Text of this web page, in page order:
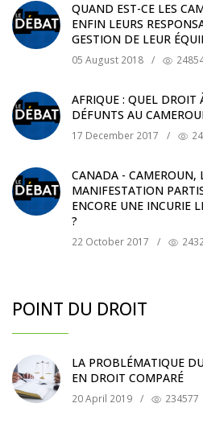
QUAND EST-CE LES
ENFIN LEURS
GESTION DE LEUR
05 August 2018 /
AFRIQUE : QUEL
DÉFUNTS AU
17 December 2017 /
CANADA - CAMEROUN,
MANIFESTATION
ENCORE UNE INCURIE
?
22 October 2017 /
POINT DU DROIT
LA PROBLÉMATIQUE
EN DROIT COMPARÉ
20 April 2019 / 234577